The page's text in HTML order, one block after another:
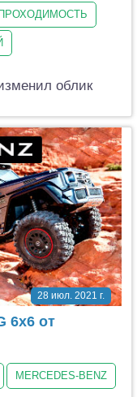
ПРОХОДИМОСТЬ
облик
28 июл. 2021 г.
6x6 от
MERCEDES-BENZ